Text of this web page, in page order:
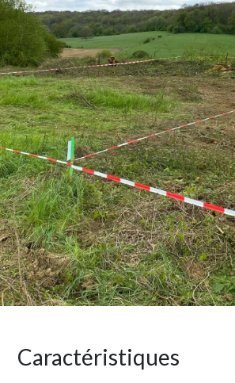
Caractéristiques